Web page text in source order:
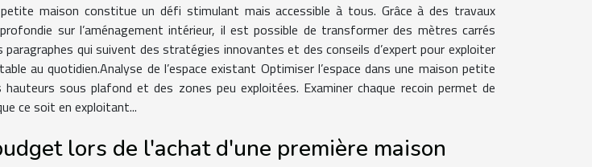
petite maison constitue un défi stimulant mais accessible à tous. Grâce à des travaux
sur l’aménagement intérieur, il est possible de transformer des mètres carrés
qui suivent des stratégies innovantes et des conseils d’expert pour exploiter
au quotidien.Analyse de l’espace existant Optimiser l’espace dans une maison petite
sous plafond et des zones peu exploitées. Examiner chaque recoin permet de
ce soit en exploitant...
lors de l'achat d'une première maison